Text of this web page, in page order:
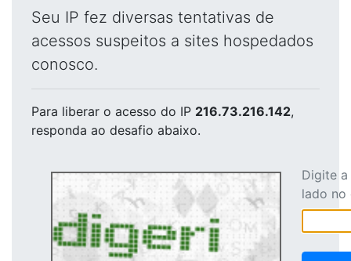
Seu IP fez diversas tentativas de
acessos suspeitos a sites hospedados
conosco.
Para liberar o acesso do IP 216.73.216.142,
responda ao desafio abaixo.
Digite
lado no